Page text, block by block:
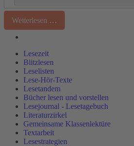
Weiterlesen …
Lesezeit
Blitzlesen
Leselisten
Lese-Hör-Texte
Lesetandem
Bücher lesen und vorstellen
Lesejournal - Lesetagebuch
Literaturzirkel
Gemeinsame Klassenlektüre
Textarbeit
Lesestrategien